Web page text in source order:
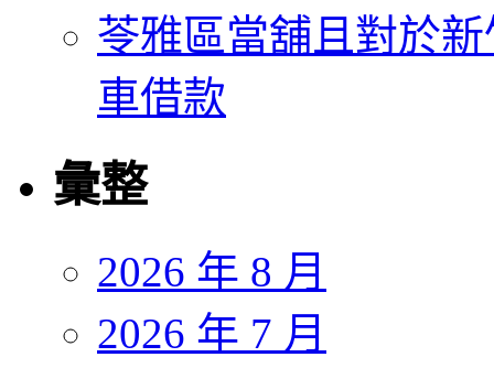
苓雅區當舖且對於
車借款
彙整
2026 年 8 月
2026 年 7 月